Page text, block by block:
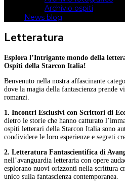
Archivio ospiti
News blog
Letteratura
Esplora l’Intrigante mondo della
Ospiti della Starcon Italia!
Benvenuto nella nostra affascinante
dove la magia della fantascienza prende
romanzi.
1. Incontri Esclusivi con Scrittori di
dietro le storie che hanno catturato
ospiti letterari della Starcon Italia sono
condividere le loro esperienze e segreti
2. Letteratura Fantascientifica di
nell’avanguardia letteraria con opere
esplorano nuovi orizzonti nella scrittura
unico sulla fantascienza contemporanea.